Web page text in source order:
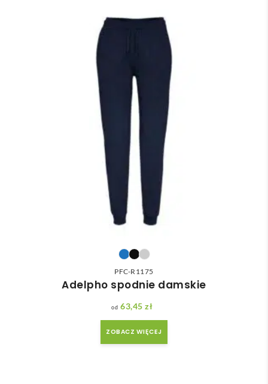
PFC-R1175
Adelpho spodnie damskie
63,45zł
ZOBACZ WIĘCEJ